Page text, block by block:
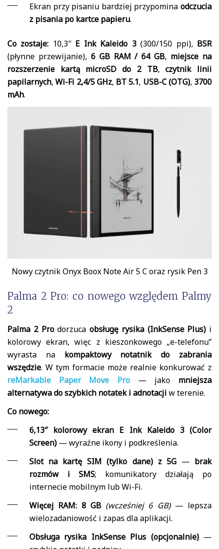
Ekran przy pisaniu bardziej przypomina odczucia
z pisania po kartce papieru.
Co zostaje: 10,3″ E Ink Kaleido 3(300/150 ppi), BSR
(płynne przewijanie), 6 GB RAM / 64 GB, miejsce na
rozszerzenie kartą microSD do 2 TB,czytnik linii
papilarnych,Wi-Fi 2,4/5 GHz, BT 5.1, USB-C (OTG), 3700
mAh.
Nowy czytnik Onyx Boox Note Air 5 C oraz rysik Pen 3
Palma 2 Pro: co nowego względem Palmy
2
Palma 2 Prodorzuca obsługę rysika (InkSense Plus) i
kolorowy ekran, więc z kieszonkowego „e-telefonu”
wyrasta na kompaktowy notatnik do zabrania
wszędzie. W tym formacie może realnie konkurować z
reMarkable Paper Move Pro — jako mniejsza
alternatywa do szybkich notatek i adnotacji w terenie.
Co nowego:
6,13″ kolorowy ekran E Ink Kaleido 3 (Color
Screen) — wyraźne ikony i podkreślenia.
Slot na kartę SIM (tylko dane) z 5G— brak
rozmów i SMS; komunikatory działają po
internecie mobilnym lub Wi-Fi.
Więcej RAM: 8 GB (wcześniej 6 GB)— lepsza
wielozadaniowość i zapas dla aplikacji.
Obsługa rysika InkSense Plus (opcjonalnie)—